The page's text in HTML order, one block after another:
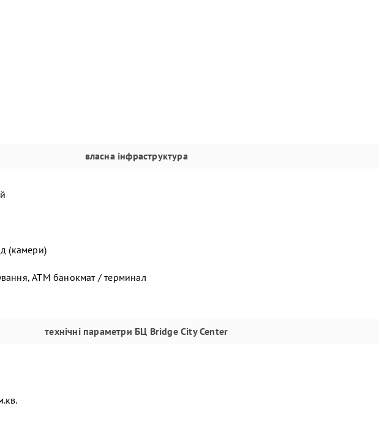
власна інфраструктура
(камери)
ATM банокмат / терминал
технічні параметри БЦ Bridge City Center